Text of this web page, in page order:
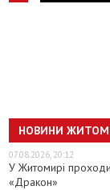
НОВИНИ
07.08.2026, 20:12
У Житомирі
«Дракон»